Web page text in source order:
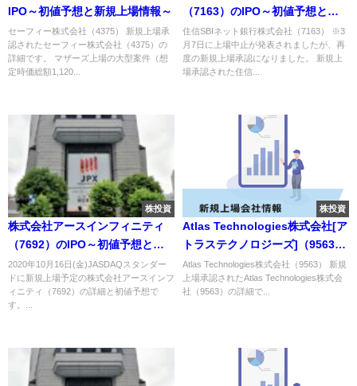
IPO～初値予想と新規上場情報～
セーフィー株式会社（4375） 新規上場承
認されたセーフィー株式会社（4375）の
詳細です。 マザーズ上場の大型案件（想
定時価総額1,120...
（7163）のIPO～初値予想と新
規上場情報～
住信SBIネット銀行株式会社（7163） ※3
月7日に上場中止が発表されましたが、再
度の新規上場承認になりました。 新規上
場承認された住信...
株投資
株式会社アースインフィニティ
（7692）のIPO～初値予想と新
規上場情報～
2020年10月16日(金)JASDAQスタンダー
ドに新規上場予定の株式会社アースインフ
ィニティ（7692）の詳細と初値予想で
す。...
株投資
Atlas Technologies株式会社[ア
トラステクノロジーズ]（9563）
のIPO～初値予想と新規上場情報
～
Atlas Technologies株式会社（9563） 新規
上場承認されたAtlas Technologies株式会
社（9563）の詳細で...